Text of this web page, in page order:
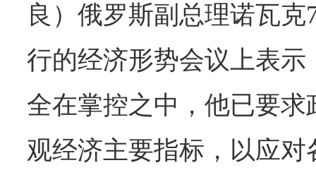
良）俄罗斯副总理诺瓦
行的经济形势会议上表
全在掌控之中，他已要
观经济主要指标，以应对